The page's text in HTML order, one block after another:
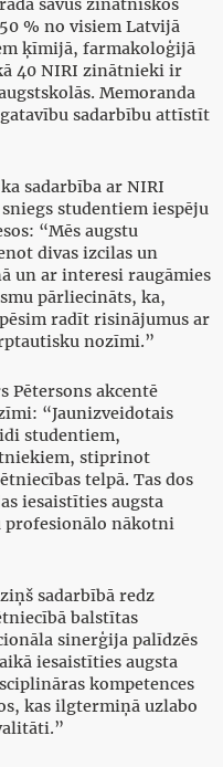
savus zinātniskos
% no visiem Latvijā
ķīmijā, farmakoloģijā
40 NIRI zinātnieki ir
Memoranda
sadarbību attīstīt
sadarbība ar NIRI
studentiem iespēju
“Mēs augstu
divas izcilas un
un ar interesi raugāmies
pārliecināts, ka,
radīt risinājumus ar
nozīmi.”
Pētersons akcentē
“Jaunizveidotais
studentiem,
stiprinot
telpā. Tas dos
iesaistīties augsta
profesionālo nākotni
sadarbībā redz
balstītas
sinerģija palīdzēs
iesaistīties augsta
kompetences
kas ilgtermiņā uzlabo